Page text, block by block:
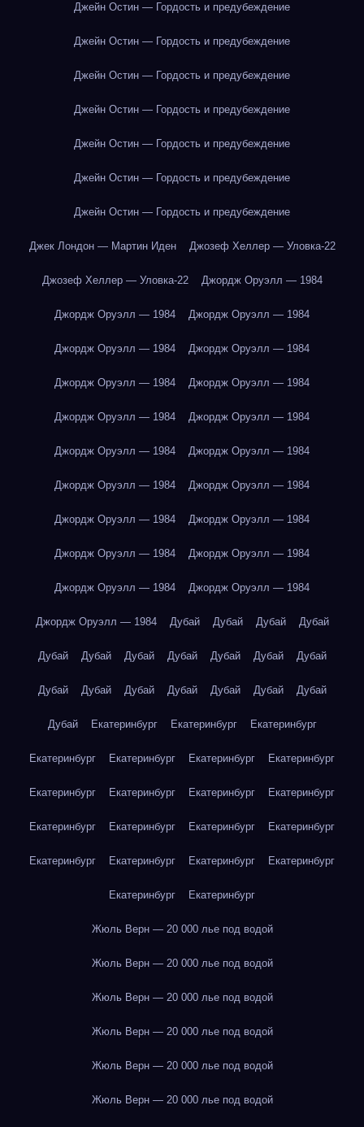
Джейн Остин — Гордость и предубеждение
Джейн Остин — Гордость и предубеждение
Джейн Остин — Гордость и предубеждение
Джейн Остин — Гордость и предубеждение
Джейн Остин — Гордость и предубеждение
Джейн Остин — Гордость и предубеждение
Джейн Остин — Гордость и предубеждение
Джек Лондон — Мартин Иден Джозеф Хеллер — Уловка-22
Джозеф Хеллер — Уловка-22 Джордж Оруэлл — 1984
Джордж Оруэлл — 1984 Джордж Оруэлл — 1984
Джордж Оруэлл — 1984 Джордж Оруэлл — 1984
Джордж Оруэлл — 1984 Джордж Оруэлл — 1984
Джордж Оруэлл — 1984 Джордж Оруэлл — 1984
Джордж Оруэлл — 1984 Джордж Оруэлл — 1984
Джордж Оруэлл — 1984 Джордж Оруэлл — 1984
Джордж Оруэлл — 1984 Джордж Оруэлл — 1984
Джордж Оруэлл — 1984 Джордж Оруэлл — 1984
Джордж Оруэлл — 1984 Джордж Оруэлл — 1984
Джордж Оруэлл — 1984 Дубай Дубай Дубай Дубай
Дубай Дубай Дубай Дубай Дубай Дубай Дубай
Дубай Дубай Дубай Дубай Дубай Дубай Дубай
Дубай Екатеринбург Екатеринбург Екатеринбург
Екатеринбург Екатеринбург Екатеринбург Екатеринбург
Екатеринбург Екатеринбург Екатеринбург Екатеринбург
Екатеринбург Екатеринбург Екатеринбург Екатеринбург
Екатеринбург Екатеринбург Екатеринбург Екатеринбург
Екатеринбург Екатеринбург
Жюль Верн — 20 000 лье под водой
Жюль Верн — 20 000 лье под водой
Жюль Верн — 20 000 лье под водой
Жюль Верн — 20 000 лье под водой
Жюль Верн — 20 000 лье под водой
Жюль Верн — 20 000 лье под водой